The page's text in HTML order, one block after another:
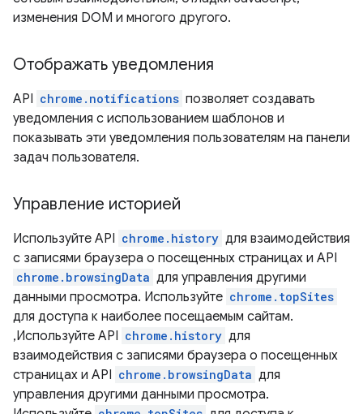
изменения DOM и многого другого.
Отображать уведомления
API chrome.notifications позволяет создавать
уведомления с использованием шаблонов и
показывать эти уведомления пользователям на панели
задач пользователя.
Управление историей
Используйте API chrome.history для взаимодействия
с записями браузера о посещенных страницах и API
chrome.browsingData для управления другими
данными просмотра. Используйте chrome.topSites
для доступа к наиболее посещаемым сайтам.
,Используйте API chrome.history для
взаимодействия с записями браузера о посещенных
страницах и API chrome.browsingData для
управления другими данными просмотра.